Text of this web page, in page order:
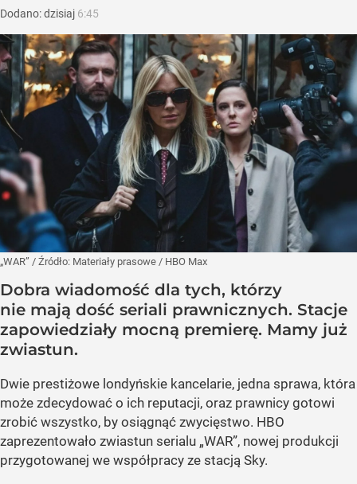
Dodano:dzisiaj 6:45
„WAR” / Źródło: Materiały prasowe / HBO Max
Dobra wiadomość dla tych, którzy
nie mają dość seriali prawnicznych. Stacje
zapowiedziały mocną premierę. Mamy już
zwiastun.
Dwie prestiżowe londyńskie kancelarie, jedna sprawa, która
może zdecydować o ich reputacji, oraz prawnicy gotowi
zrobić wszystko, by osiągnąć zwycięstwo. HBO
zaprezentowało zwiastun serialu „WAR”, nowej produkcji
przygotowanej we współpracy ze stacją Sky.